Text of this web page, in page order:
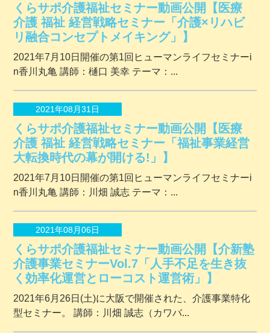
くらサポ介護福祉セミナー動画公開【医療
介護 福祉 経営戦略セミナー「介護×リハビ
リ融合コンセプトメイキング」】
2021年7月10日開催の第1回ヒューマンライフセミナーi
n香川丸亀 講師：樋口 美幸 テーマ：...
2021年08月31日
くらサポ介護福祉セミナー動画公開【医療
介護 福祉 経営戦略セミナー「福祉事業経営
大転換時代の幕が開ける!」】
2021年7月10日開催の第1回ヒューマンライフセミナーi
n香川丸亀 講師：川畑 誠志 テーマ：...
2021年08月06日
くらサポ介護福祉セミナー動画公開【介新塾
介護事業セミナーVol.7「人手不足を生き抜
く効率化運営とローコスト運営術」】
2021年6月26日(土)に大阪で開催された、介護事業特化
型セミナー。 講師：川畑 誠志（カワバ...